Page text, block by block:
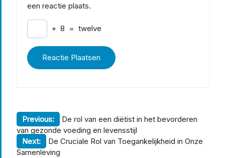
een reactie plaats.
+ 8 = twelve
Berichtnavigatie
Previous:
De rol van een diëtist in het bevorderen
van gezonde voeding en levensstijl
Next:
De Cruciale Rol van Toegankelijkheid in Onze
Samenleving